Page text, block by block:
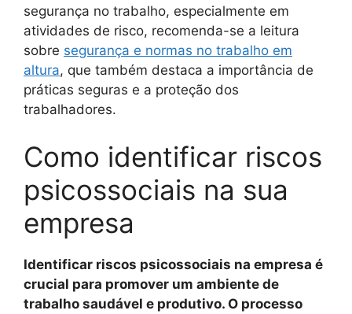
segurança no trabalho, especialmente em
atividades de risco, recomenda-se a leitura
sobre segurança e normas no trabalho em
altura, que também destaca a importância de
práticas seguras e a proteção dos
trabalhadores.
Como identificar riscos
psicossociais na sua
empresa
Identificar riscos psicossociais na empresa é
crucial para promover um ambiente de
trabalho saudável e produtivo. O processo